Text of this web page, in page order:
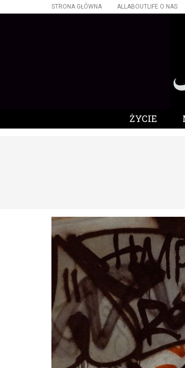
STRONA GŁÓWNA ALLABOUTLIFE O NAS
ŻYCIE